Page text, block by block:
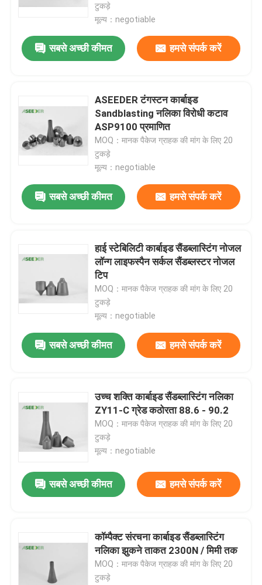
टुकड़े
मूल्य：negotiable
सबसे अच्छी कीमत हमसे संपर्क करें
ASEEDER टंगस्टन कार्बाइड
Sandblasting नलिका विरोधी कटाव
ASP9100 प्रमाणित
MOQ：मानक पैकेज ग्राहक की मांग के लिए 20
टुकड़े
मूल्य：negotiable
सबसे अच्छी कीमत हमसे संपर्क करें
हाई स्टेबिलिटी कार्बाइड सैंडब्लास्टिंग नोजल
लॉन्ग लाइफस्पैन सर्कल सैंडब्लस्टर नोजल
टिप
MOQ：मानक पैकेज ग्राहक की मांग के लिए 20
टुकड़े
मूल्य：negotiable
सबसे अच्छी कीमत हमसे संपर्क करें
उच्च शक्ति कार्बाइड सैंडब्लास्टिंग नलिका
ZY11-C ग्रेड कठोरता 88.6 - 90.2
MOQ：मानक पैकेज ग्राहक की मांग के लिए 20
टुकड़े
मूल्य：negotiable
सबसे अच्छी कीमत हमसे संपर्क करें
कॉम्पैक्ट संरचना कार्बाइड सैंडब्लास्टिंग
नलिका झुकने ताकत 2300N / मिमी तक
MOQ：मानक पैकेज ग्राहक की मांग के लिए 20
टुकड़े